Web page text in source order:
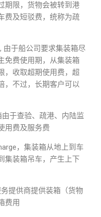
期限，货物会被转到港
费及短驳费，统称为疏
由于船公司要求集装箱尽
免费使用期，从集装箱
，收取超期使用费，超
，不过，长期客户可以
于查验、疏港、内陆监
用费及服务费
，集装箱从地上到车
集装箱吊车，产生上下
提供商提供装箱（货物
费用